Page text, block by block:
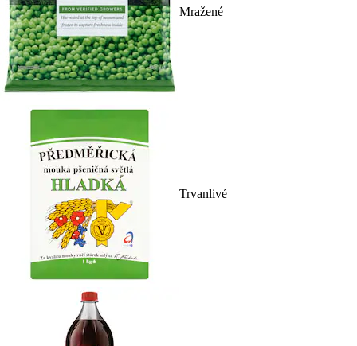
Mražené
Trvanlivé